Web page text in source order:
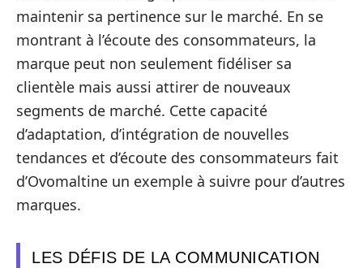
maintenir sa pertinence sur le marché. En se
montrant à l’écoute des consommateurs, la
marque peut non seulement fidéliser sa
clientèle mais aussi attirer de nouveaux
segments de marché. Cette capacité
d’adaptation, d’intégration de nouvelles
tendances et d’écoute des consommateurs fait
d’Ovomaltine un exemple à suivre pour d’autres
marques.
LES DÉFIS DE LA COMMUNICATION